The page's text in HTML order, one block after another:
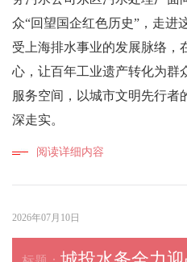
众“回望国企红色历史”，走进
受上海排水事业的发展脉络，
心，让百年工业遗产转化为群
服务空间，以城市文明先行者
深走实。
阅读详细内容
2026年07月10日